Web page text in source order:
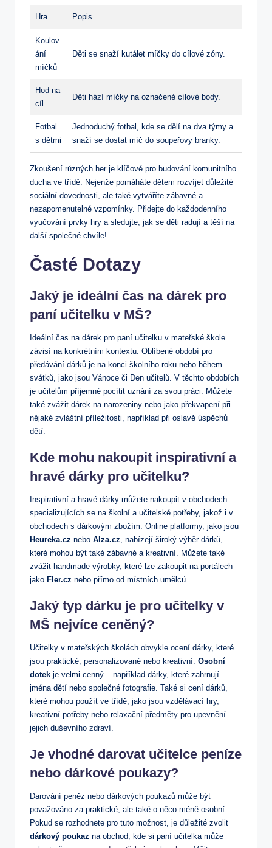
Hra Popis
Koulov
ání
míčků
Děti se snaží kutálet míčky do cílové zóny.
Hod na
cíl
Děti hází míčky na označené cílové body.
Fotbal
s dětmi
Jednoduchý fotbal, kde se dělí na dva týmy a
snaží se dostat míč do soupeřovy branky.
Zkoušení různých her je klíčové pro budování komunitního
ducha ve třídě. Nejenže pomáháte dětem rozvíjet důležité
sociální dovednosti, ale také vytváříte zábavné a
nezapomenutelné vzpomínky. Přidejte do každodenního
vyučování prvky hry a sledujte, jak se děti radují a těší na
další společné chvíle!
Časté Dotazy
Jaký je ideální čas na dárek pro
paní učitelku v MŠ?
Ideální čas na dárek pro paní učitelku v mateřské škole
závisí na konkrétním kontextu. Oblíbené období pro
předávání dárků je na konci školního roku nebo během
svátků, jako jsou Vánoce či Den učitelů. V těchto obdobích
je učitelům příjemné pocítit uznání za svou práci. Můžete
také zvážit dárek na narozeniny nebo jako překvapení při
nějaké zvláštní příležitosti, například při oslavě úspěchů
dětí.
Kde mohu nakoupit inspirativní a
hravé dárky pro učitelku?
Inspirativní a hravé dárky můžete nakoupit v obchodech
specializujících se na školní a učitelské potřeby, jakož i v
obchodech s dárkovým zbožím. Online platformy, jako jsou
Heureka.cz nebo Alza.cz, nabízejí široký výběr dárků,
které mohou být také zábavné a kreativní. Můžete také
zvážit handmade výrobky, které lze zakoupit na portálech
jako Fler.cz nebo přímo od místních umělců.
Jaký typ dárku je pro učitelky v
MŠ nejvíce ceněný?
Učitelky v mateřských školách obvykle ocení dárky, které
jsou praktické, personalizované nebo kreativní. Osobní
dotek je velmi cenný – například dárky, které zahrnují
jména dětí nebo společné fotografie. Také si cení dárků,
které mohou použít ve třídě, jako jsou vzdělávací hry,
kreativní potřeby nebo relaxační předměty pro upevnění
jejich duševního zdraví.
Je vhodné darovat učitelce peníze
nebo dárkové poukazy?
Darování peněz nebo dárkových poukazů může být
považováno za praktické, ale také o něco méně osobní.
Pokud se rozhodnete pro tuto možnost, je důležité zvolit
dárkový poukaz na obchod, kde si paní učitelka může